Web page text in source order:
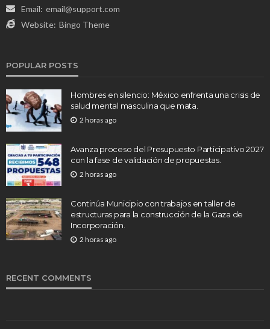
Email: email@support.com
Website: Bingo Theme
POPULAR POSTS
Hombres en silencio: México enfrenta una crisis de
salud mental masculina que mata.
2 horas ago
Avanza proceso del Presupuesto Participativo 2027
con la fase de validación de propuestas.
2 horas ago
Continúa Municipio con trabajos en taller de
estructuras para la construcción de la Gaza de
Incorporación.
2 horas ago
RECENT COMMENTS